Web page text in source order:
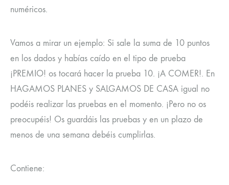
numéricos.
Vamos a mirar un ejemplo: Si sale la suma de 10 puntos
en los dados y habías caído en el tipo de prueba
¡PREMIO! os tocará hacer la prueba 10. ¡A COMER!. En
HAGAMOS PLANES y SALGAMOS DE CASA igual no
podéis realizar las pruebas en el momento. ¡Pero no os
preocupéis! Os guardáis las pruebas y en un plazo de
menos de una semana debéis cumplirlas.
Contiene: